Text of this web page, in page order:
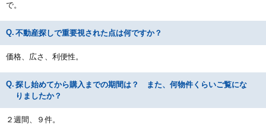
で。
不動産探しで重要視された点は何ですか？
価格、広さ、利便性。
探し始めてから購入までの期間は？ また、何物件くらいご覧にな
りましたか？
２週間、９件。